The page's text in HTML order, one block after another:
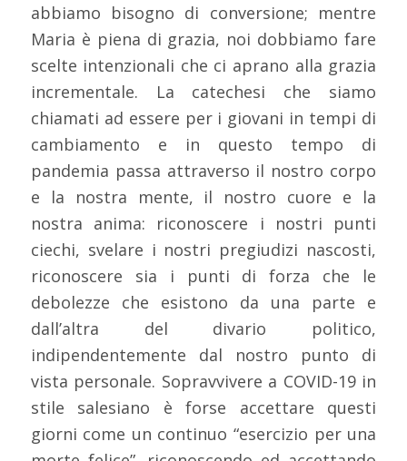
abbiamo bisogno di conversione; mentre
Maria è piena di grazia, noi dobbiamo fare
scelte intenzionali che ci aprano alla grazia
incrementale. La catechesi che siamo
chiamati ad essere per i giovani in tempi di
cambiamento e in questo tempo di
pandemia passa attraverso il nostro corpo
e la nostra mente, il nostro cuore e la
nostra anima: riconoscere i nostri punti
ciechi, svelare i nostri pregiudizi nascosti,
riconoscere sia i punti di forza che le
debolezze che esistono da una parte e
dall’altra del divario politico,
indipendentemente dal nostro punto di
vista personale. Sopravvivere a COVID-19 in
stile salesiano è forse accettare questi
giorni come un continuo “esercizio per una